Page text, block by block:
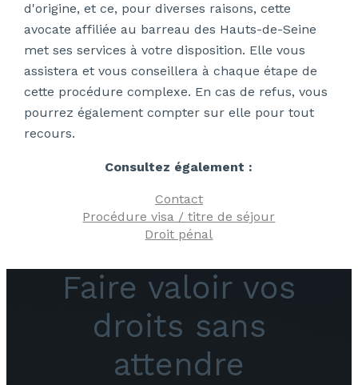
d'origine, et ce, pour diverses raisons, cette
avocate affiliée au barreau des Hauts-de-Seine
met ses services à votre disposition. Elle vous
assistera et vous conseillera à chaque étape de
cette procédure complexe. En cas de refus, vous
pourrez également compter sur elle pour tout
recours.
Consultez également :
Contact
Procédure visa / titre de séjour
Droit pénal
Faire valoir vos
droits sans
attendre